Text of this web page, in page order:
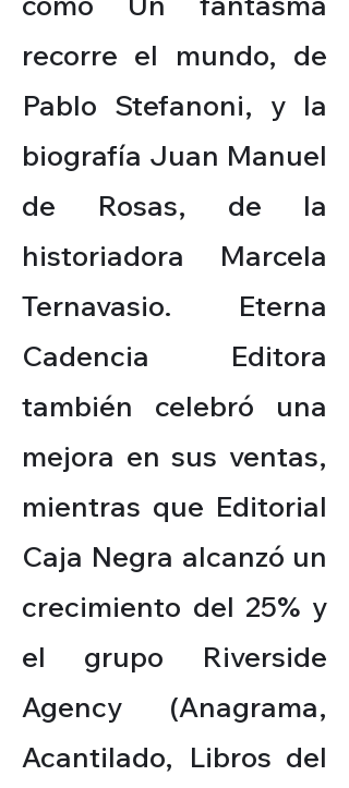
recorre el mundo, de
Pablo Stefanoni, y la
biografía Juan Manuel
de Rosas, de la
historiadora Marcela
Ternavasio. Eterna
Cadencia Editora
también celebró una
mejora en sus ventas,
mientras que Editorial
Caja Negra alcanzó un
crecimiento del 25% y
el grupo Riverside
Agency (Anagrama,
Acantilado, Libros del